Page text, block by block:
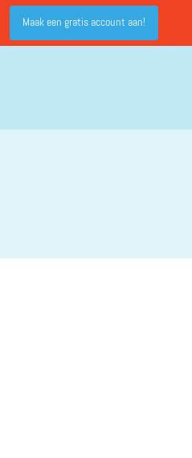
Maak een gratis account aan!